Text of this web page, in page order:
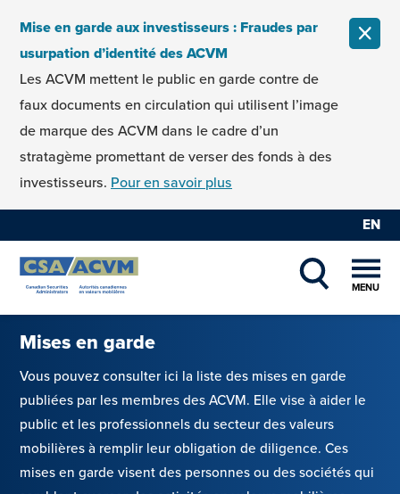
Mise en garde aux investisseurs : Fraudes par
usurpation d’identité des ACVM
Les ACVM mettent le public en garde contre de
faux documents en circulation qui utilisent l’image
de marque des ACVM dans le cadre d’un
stratagème promettant de verser des fonds à des
investisseurs. Pour en savoir plus
EN
SHOW
MENU
Mises en garde
Vous pouvez consulter ici la liste des mises en garde
publiées par les membres des ACVM. Elle vise à aider le
public et les professionnels du secteur des valeurs
mobilières à remplir leur obligation de diligence. Ces
mises en garde visent des personnes ou des sociétés qui